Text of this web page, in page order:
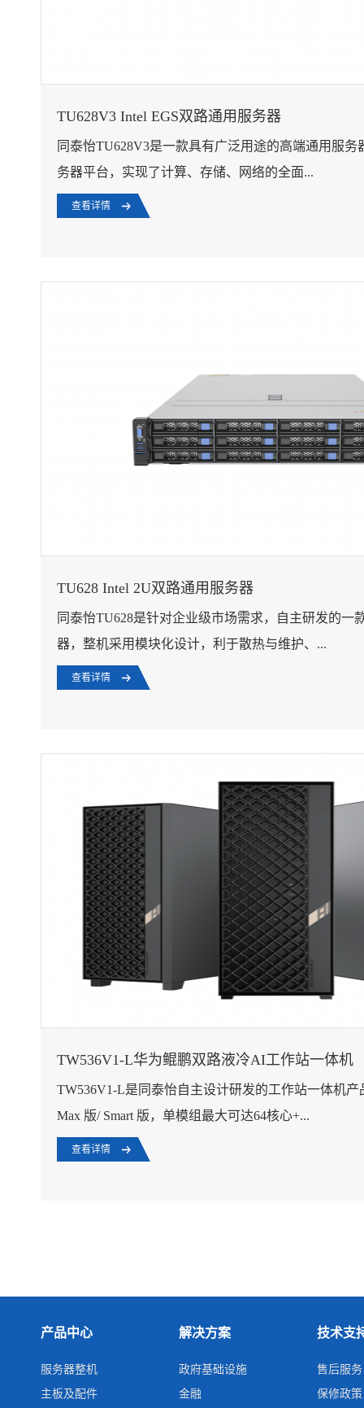
TU628V3 Intel EGS双路通用服务器
同泰怡TU628V3是一款具有广泛用途的高端通用服务
务器平台，实现了计算、存储、网络的全面...
查看详情
TU628 Intel 2U双路通用服务器
同泰怡TU628是针对企业级市场需求，自主研发的一
器，整机采用模块化设计，利于散热与维护、...
查看详情
TW536V1-L华为鲲鹏双路液冷AI工作站一体机
TW536V1-L是同泰怡自主设计研发的工作站一体机产
Max 版/ Smart 版，单模组最大可达64核心+...
查看详情
产品中心
服务器整机
主板及配件
解决方案
政府基础设施
金融
技术支
售后服务
保修政策